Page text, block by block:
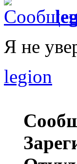
Я не
legion